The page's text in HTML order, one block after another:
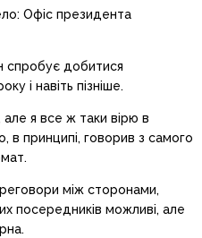
Офіс президента
спробує добитися
і навіть пізніше.
я все ж таки вірю в
в принципі, говорив з самого
між сторонами,
посередників можливі, але